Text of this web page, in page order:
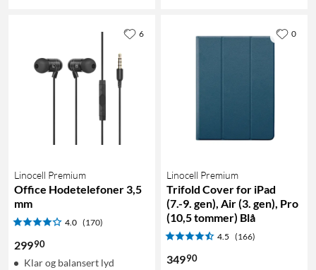
Linocell Premium
Office Hodetelefoner 3,5
mm
4.0 (170)
29990
Klar og balansert lyd
6
Linocell Premium
Trifold Cover for iPad
(7.-9. gen), Air (3. gen), Pro
(10,5 tommer) Blå
4.5 (166)
34990
0